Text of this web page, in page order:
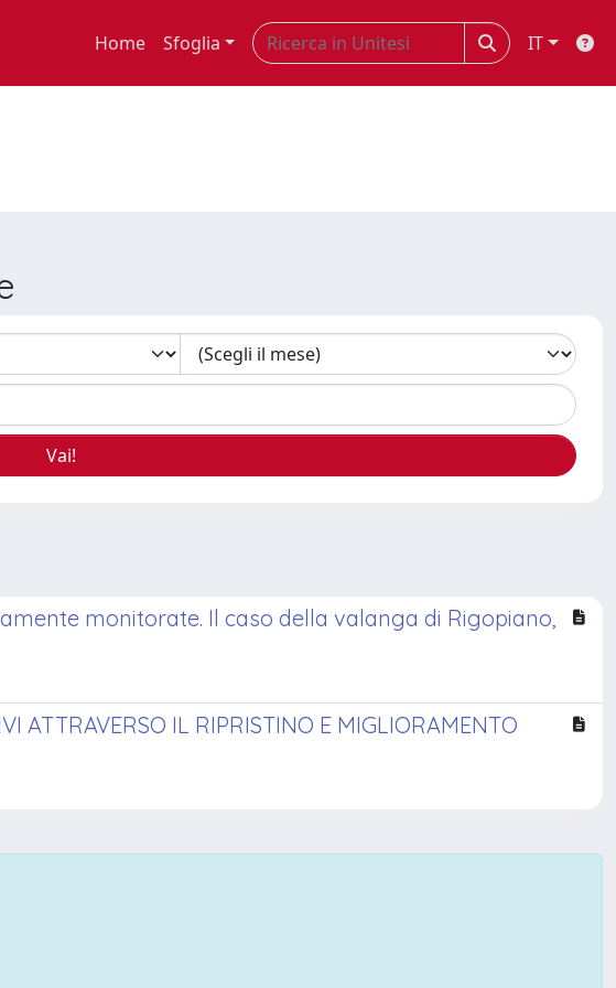
Home Sfoglia IT
monitorate. Il caso della valanga di Rigopiano,
ATTRAVERSO IL RIPRISTINO E MIGLIORAMENTO